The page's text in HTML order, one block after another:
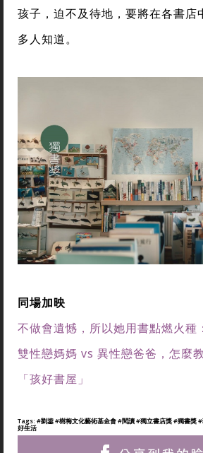
孩子，迫不及待地，要將在各書店
多人知道。
同場加映
不做會遺憾，所以她用書點燃火種
雙性戀媽媽 vs 異性戀爸爸，怎麼
「孩好書屋」
Tags: #劉鋆#樹梅文化藝術基金會#閱讀#獨立書店獎#獨書獎#
好生活